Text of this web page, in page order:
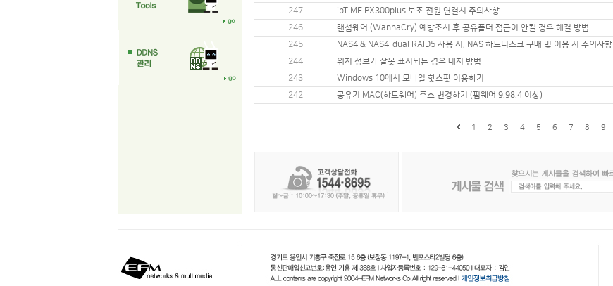
247
ipTIME PX300plus 보조 전원 연결시 주의사항
246
랜섬웨어 (WannaCry) 예방조치 후 공유폴더 접근이 안될 경우 해결 방법
245
NAS4 & NAS4-dual RAID5 사용 시, NAS 하드디스크 구매 및 이용 시 주의사항
244
위치 정보가 잘못 표시되는 경우 대처 방법
243
Windows 10에서 모바일 핫스팟 이용하기
242
공유기 MAC(하드웨어) 주소 변경하기 (펌웨어 9.98.4 이상)
1 2 3 4 5 6 7 8 9